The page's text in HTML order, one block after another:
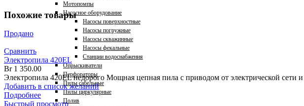
Мотопомпы
Насосное оборудование
Насосы поверхностные
Насосы погружные
Насосы скважинные
Насосы фекальные
Станции водоснабжения
Опрыскиватели
Перфораторы
Пилы сабельные
Пилы циркулярные
Полив
Похожие товары
Продано
Сравнить
Электропила 420EL
Br1 350.00
Электропила 420EL недорого Мощная цепная пила с приводом от электрической
Добавить в список желаний
Подробнее
Быстрый просмотр